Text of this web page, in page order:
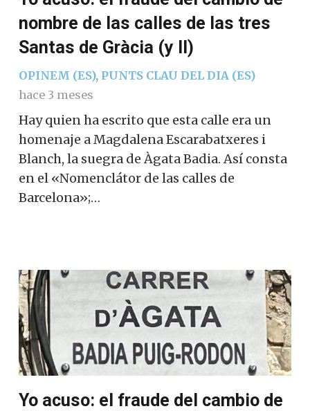
nombre de las calles de las tres
Santas de Gràcia (y II)
OPINEM (ES), PUNTS CLAU DEL DIA (ES)
hace 3 meses
Hay quien ha escrito que esta calle era un
homenaje a Magdalena Escarabatxeres i
Blanch, la suegra de Àgata Badia. Así consta
en el «Nomenclátor de las calles de
Barcelona»;…
Yo acuso: el fraude del cambio de